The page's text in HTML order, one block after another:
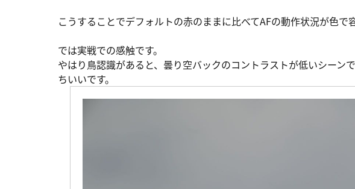
こうすることでデフォルトの赤のままに比べてAFの動作状況が色で
では実戦での感触です。
やはり鳥認識があると、曇り空バックのコントラストが低いシー
ちいいです。